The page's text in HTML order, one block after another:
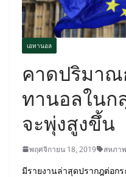
เอทานอล
คาดปริมาณ
ทานอลในก
จะพุ่งสูงขึ้น
พฤศจิกายน 18, 2019 สหภา
มีรายงานล่าสุดปรากฎต่อกร